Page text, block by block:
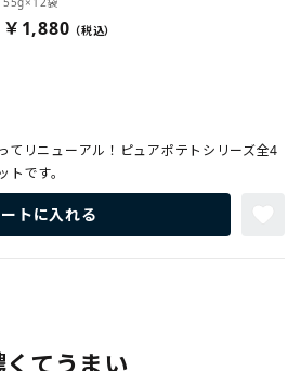
￥1,880
てリニューアル！ピュアポテトシリーズ全4
です。
トに入れる
てうまい